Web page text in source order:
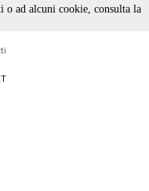
o ad alcuni cookie, consulta la